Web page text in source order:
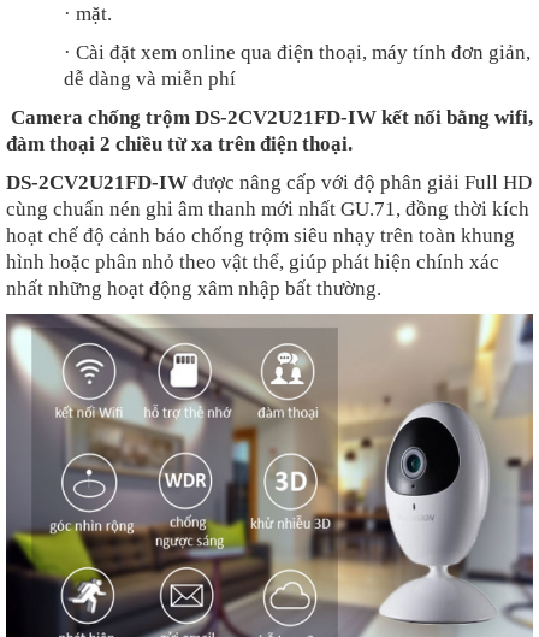
· mặt.
· Cài đặt xem online qua điện thoại, máy tính đơn giản,
dễ dàng và miễn phí
Camera chống trộm DS-2CV2U21FD-IW kết nối bằng wifi,
đàm thoại 2 chiều từ xa trên điện thoại.
DS-2CV2U21FD-IW được nâng cấp với độ phân giải Full HD
cùng chuẩn nén ghi âm thanh mới nhất GU.71, đồng thời kích
hoạt chế độ cảnh báo chống trộm siêu nhạy trên toàn khung
hình hoặc phân nhỏ theo vật thể, giúp phát hiện chính xác
nhất những hoạt động xâm nhập bất thường.